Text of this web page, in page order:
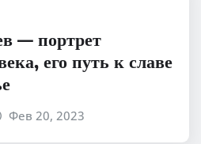
— портрет
его путь к славе
Фев 20, 2023